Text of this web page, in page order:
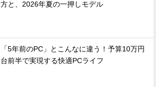
方と、2026年夏の一押しモデル
「5年前のPC」とこんなに違う！予算10万円
台前半で実現する快適PCライフ